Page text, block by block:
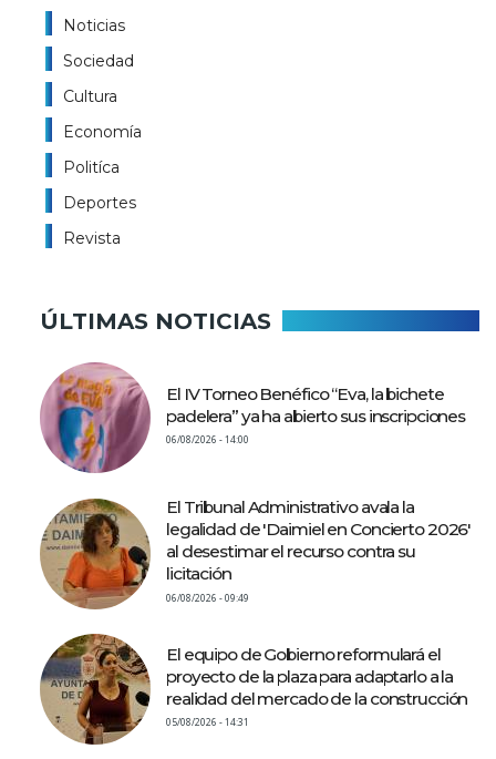
Noticias
Sociedad
Cultura
Economía
Politíca
Deportes
Revista
ÚLTIMAS NOTICIAS
El IV Torneo Benéfico “Eva, la bichete
padelera” ya ha abierto sus inscripciones
06/08/2026 - 14:00
El Tribunal Administrativo avala la
legalidad de 'Daimiel en Concierto 2026'
al desestimar el recurso contra su
licitación
06/08/2026 - 09:49
El equipo de Gobierno reformulará el
proyecto de la plaza para adaptarlo a la
realidad del mercado de la construcción
05/08/2026 - 14:31